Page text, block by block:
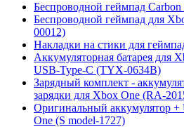
Беспроводной геймпад
Беспроводной геймпад для
00012)
Накладки на стики для
Аккумуляторная батарея для
USB-Type-C (TYX-0634B)
Зарядный комплект -
зарядки для Xbox One (RA-
Оригинальный аккумулятор +
One (S model-1727)